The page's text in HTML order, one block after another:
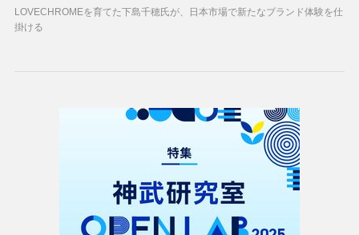
LOVECHROMEを育てた下島千穂氏が、日本市場で新たなブランド体験を仕
掛ける